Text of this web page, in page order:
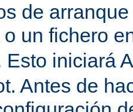
de
o un fichero
Esto iniciará
Antes de